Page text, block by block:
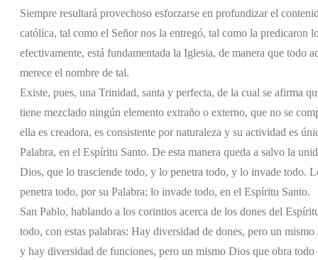
Siempre resultará provechoso esforzarse en profundizar el
católica, tal como el Señor nos la entregó, tal como la predicaron
efectivamente, está fundamentada la Iglesia, de manera que todo
merece el nombre de tal.
Existe, pues, una Trinidad, santa y perfecta, de la cual se afirma
tiene mezclado ningún elemento extraño o externo, que no se
ella es creadora, es consistente por naturaleza y su actividad es
Palabra, en el Espíritu Santo. De esta manera queda a salvo la
Dios, que lo trasciende todo, y lo penetra todo, y lo invade todo.
penetra todo, por su Palabra; lo invade todo, en el Espíritu Santo.
San Pablo, hablando a los corintios acerca de los dones del
todo, con estas palabras: Hay diversidad de dones, pero un
y hay diversidad de funciones, pero un mismo Dios que obra todo